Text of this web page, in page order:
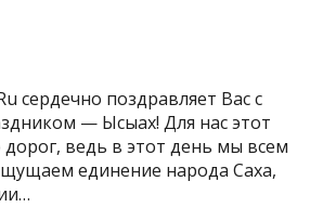
сердечно поздравляет Вас с
— Ысыах! Для нас этот
ведь в этот день мы всем
единение народа Саха,